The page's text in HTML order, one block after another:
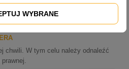

chwili. W tym celu należy odnaleźć
WYBRANE